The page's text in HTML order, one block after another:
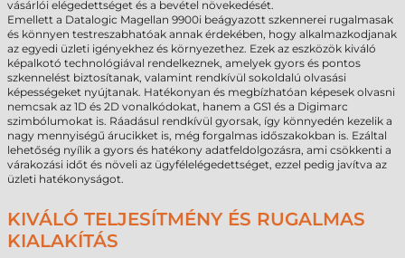
vásárlói elégedettséget és a bevétel növekedését.
Emellett a Datalogic Magellan 9900i beágyazott szkennerei rugalmasak
és könnyen testreszabhatóak annak érdekében, hogy alkalmazkodjanak
az egyedi üzleti igényekhez és környezethez. Ezek az eszközök kiváló
képalkotó technológiával rendelkeznek, amelyek gyors és pontos
szkennelést biztosítanak, valamint rendkívül sokoldalú olvasási
képességeket nyújtanak. Hatékonyan és megbízhatóan képesek olvasni
nemcsak az 1D és 2D vonalkódokat, hanem a GS1 és a Digimarc
szimbólumokat is. Ráadásul rendkívül gyorsak, így könnyedén kezelik a
nagy mennyiségű árucikket is, még forgalmas időszakokban is. Ezáltal
lehetőség nyílik a gyors és hatékony adatfeldolgozásra, ami csökkenti a
várakozási időt és növeli az ügyfélelégedettséget, ezzel pedig javítva az
üzleti hatékonyságot.
KIVÁLÓ TELJESÍTMÉNY ÉS RUGALMAS
KIALAKÍTÁS